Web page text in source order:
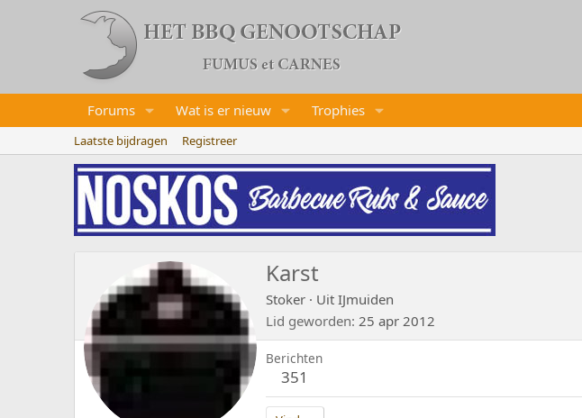
Forums Wat is er nieuw Trophies
Laatste bijdragen Registreer
Karst
Stoker · Uit IJmuiden
Lid geworden 25 apr 2012
Berichten
351